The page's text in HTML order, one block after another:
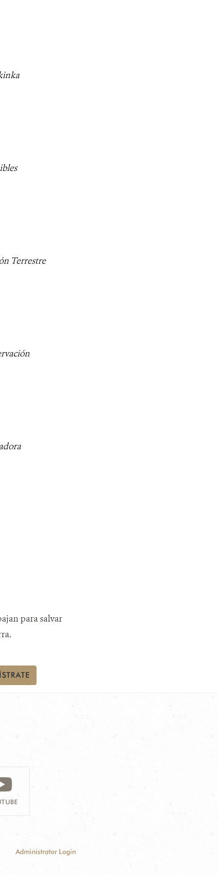
Terrestre
para salvar
Administrator Login